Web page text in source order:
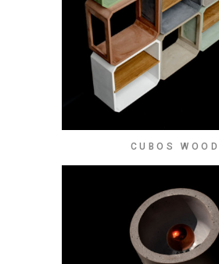
CUBOS WOOD